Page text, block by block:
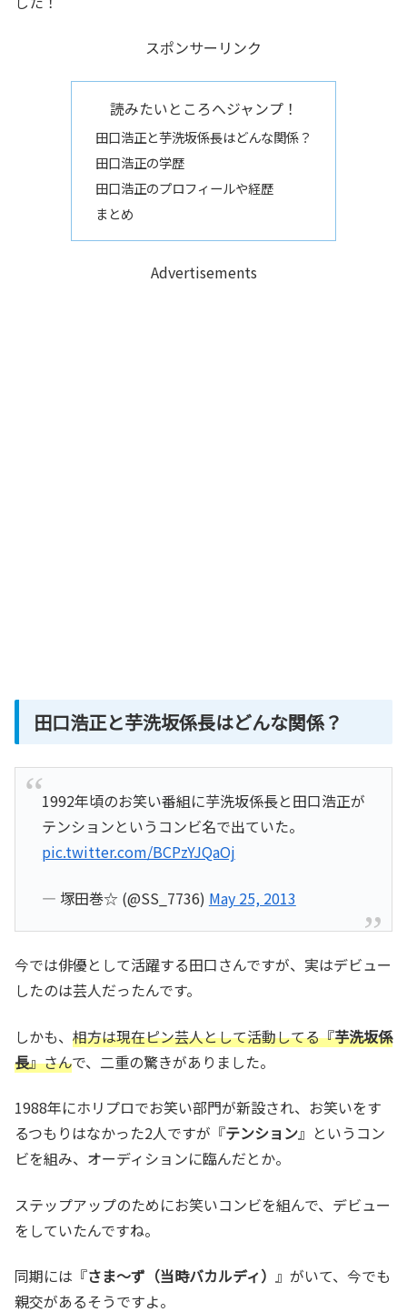
スポンサーリンク
読みたいところへジャンプ！
田口浩正と芋洗坂係長はどんな関係？
田口浩正の学歴
田口浩正のプロフィールや経歴
まとめ
Advertisements
田口浩正と芋洗坂係長はどんな関係？
1992年頃のお笑い番組に芋洗坂係長と田口浩正が
テンションというコンビ名で出ていた。
pic.twitter.com/BCPzYJQaOj
— 塚田巻☆ (@SS_7736) May 25, 2013
今では俳優として活躍する田口さんですが、実はデビュー
したのは芸人だったんです。
しかも、 相方は現在ピン芸人として活動してる『芋洗坂係
長』さんで、二重の驚きがありました。
1988年にホリプロでお笑い部門が新設され、お笑いをす
るつもりはなかった2人ですが『テンション』というコン
ビを組み、オーディションに臨んだとか。
ステップアップのためにお笑いコンビを組んで、デビュー
をしていたんですね。
同期には『さま～ず（当時バカルディ） 』がいて、今でも
親交があるそうですよ。